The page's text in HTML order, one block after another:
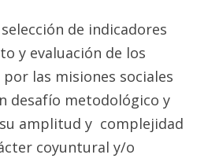
de indicadores
y evaluación de los
las misiones sociales
desafío metodológico y
amplitud y complejidad
coyuntural y/o